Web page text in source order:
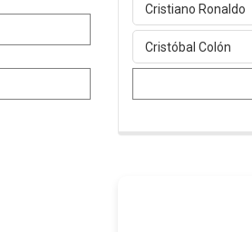
Cristiano Ronaldo
Cristóbal Colón